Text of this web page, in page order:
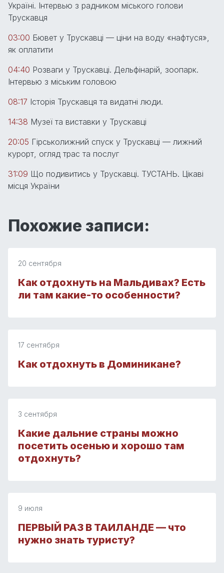
Україні. Інтервью з радником міського голови
Трускавця
03:00 Бювет у Трускавці — ціни на воду «нафтуся»,
як оплатити
04:40 Розваги у Трускавці. Дельфінарій, зоопарк.
Інтервью з міським головою
08:17 Історія Трускавця та видатні люди.
14:38 Музеї та виставки у Трускавці
20:05 Гірськолижний спуск у Трускавці — лижний
курорт, огляд трас та послуг
31:09 Що подивитись у Трускавці. ТУСТАНЬ. Цікаві
місця України
Похожие записи:
20 сентября
Как отдохнуть на Мальдивах? Есть
ли там какие-то особенности?
17 сентября
Как отдохнуть в Доминикане?
3 сентября
Какие дальние страны можно
посетить осенью и хорошо там
отдохнуть?
9 июля
ПЕРВЫЙ РАЗ В ТАИЛАНДЕ — что
нужно знать туристу?